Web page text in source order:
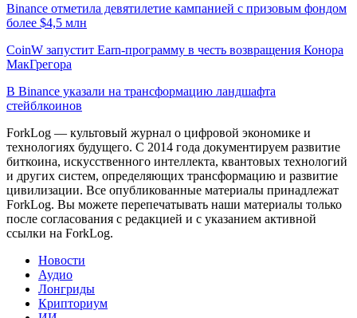
Binance отметила девятилетие кампанией с призовым фондом
более $4,5 млн
CoinW запустит Earn-программу в честь возвращения Конора
МакГрегора
В Binance указали на трансформацию ландшафта
стейблкоинов
ForkLog — культовый журнал о цифровой экономике и
технологиях будущего. С 2014 года документируем развитие
биткоина, искусственного интеллекта, квантовых технологий
и других систем, определяющих трансформацию и развитие
цивилизации. Все опубликованные материалы принадлежат
ForkLog. Вы можете перепечатывать наши материалы только
после согласования с редакцией и с указанием активной
ссылки на ForkLog.
Новости
Аудио
Лонгриды
Крипториум